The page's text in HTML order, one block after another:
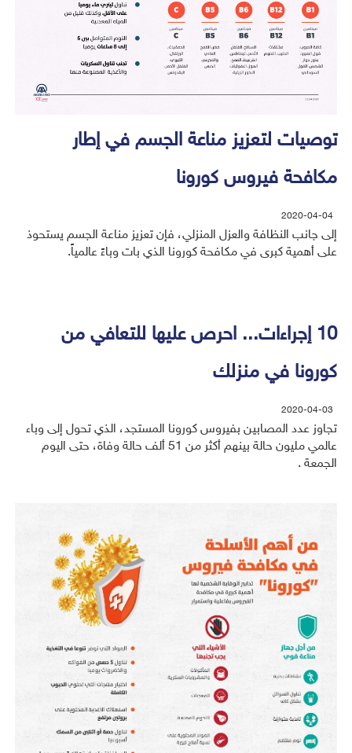
توصيات لتعزيز مناعة الجسم في إطار
مكافحة فيروس كورونا
2020-04-04
إلى جانب النظافة والعزل المنزلي، فإن تعزيز مناعة الجسم يستحوذ
على أهمية كبرى في مكافحة كورونا الذي بات وباءً عالمياً.
10 إجراءات... احرص عليها للتعافي من
كورونا في منزلك
2020-04-03
تجاوز عدد المصابين بفيروس كورونا المستجد، الذي تحول إلى وباء
عالمي مليون حالة بينهم أكثر من 51 ألف حالة وفاة، حتى اليوم
الجمعة .